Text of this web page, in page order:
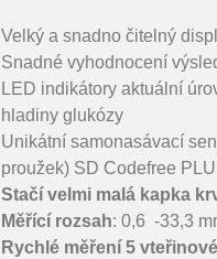
Velký a snadno čitelný
Snadné vyhodnocení
LED indikátory aktuální
hladiny glukózy
Unikátní samonasávací
proužek) SD Codefree
Stačí velmi malá kapka
Měřící rozsah: 0,6 -33,3
Rychlé měření 5